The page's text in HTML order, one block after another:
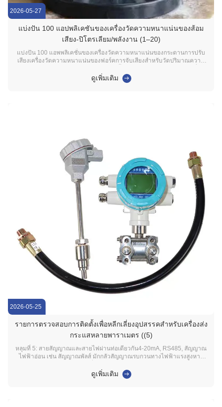
2026-05-27
แบ่งปัน 100 แอปพลิเคชันของเครื่องวัดความหนาแน่นของส้อม
เสียง-ปิโตรเลียม/พลังงาน (1–20)
แบ่งปัน 100 แอพพลิเคชั่นของเครื่องวัดความหนาแน่นของกระดานการปรับ
เสียงเครื่องวัดความหนาแน่นของฟอร์คการจับเสียงสําหรับวัดปริมาณความ
ประสิทธิภาพการเหยื่อ, ความเกลือ, เนื้อหาน้ําตาล, ระดับฟอง, อัตราส่วนของ
สารละลายการตรวจจับการแยกระยะ, ความถ...
ดูเพิ่มเติม
2026-05-25
รายการตรวจสอบการติดตั้งเพื่อหลีกเลี่ยงอุปสรรคสําหรับเครื่องส่ง
กระแสหลายพาราเมตร ((5)
หลุมที่ 5: สายสัญญาณและสายไฟผ่านท่อเดียวกัน4-20mA, RS485, สัญญาณ
ไฟฟ้าอ่อน เช่น สัญญาณพัลส์ มักกลัวสัญญาณรบกวนทางไฟฟ้าแรงสูงหาก
ร้อยสายเดียวกัน ข้อมูลเครื่องมือมีแนวโน้มที่จะกระโดดอาการทั่วไป:ความ
ผันผวนอย่างกะทันหันในการอ่านค่าการไหลข้...
ดูเพิ่มเติม